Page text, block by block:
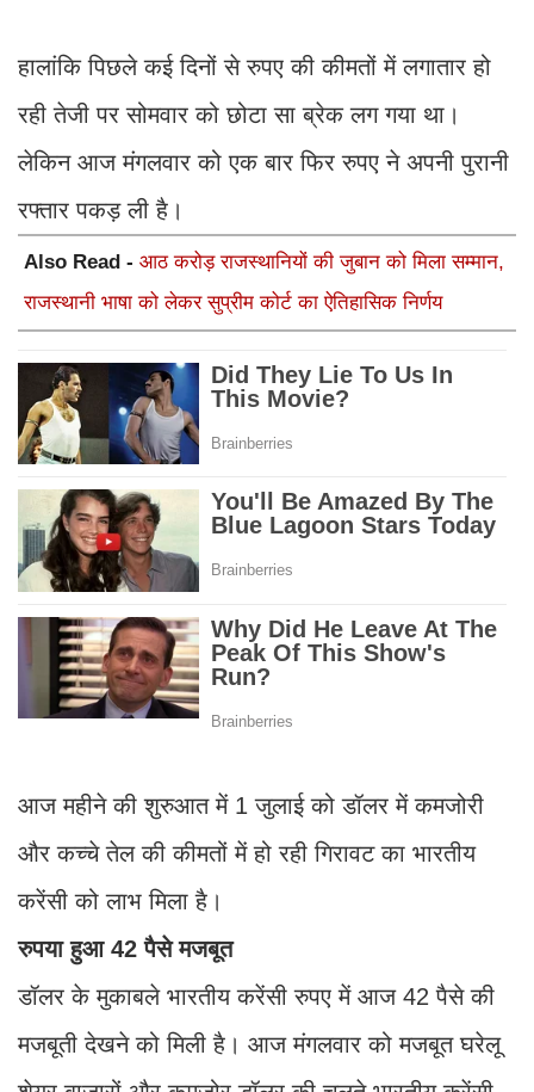
हालांकि पिछले कई दिनों से रुपए की कीमतों में लगातार हो
रही तेजी पर सोमवार को छोटा सा ब्रेक लग गया था।
लेकिन आज मंगलवार को एक बार फिर रुपए ने अपनी पुरानी
रफ्तार पकड़ ली है।
Also Read - आठ करोड़ राजस्थानियों की जुबान को मिला सम्मान,
राजस्थानी भाषा को लेकर सुप्रीम कोर्ट का ऐतिहासिक निर्णय
आज महीने की शुरुआत में 1 जुलाई को डॉलर में कमजोरी
और कच्चे तेल की कीमतों में हो रही गिरावट का भारतीय
करेंसी को लाभ मिला है।
रुपया हुआ 42 पैसे मजबूत
डॉलर के मुकाबले भारतीय करेंसी रुपए में आज 42 पैसे की
मजबूती देखने को मिली है। आज मंगलवार को मजबूत घरेलू